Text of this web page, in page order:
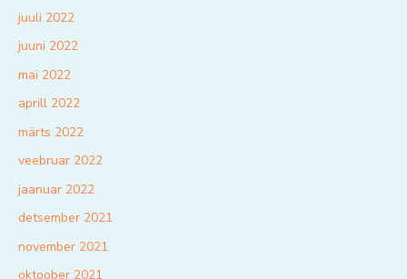
juuli 2022
juuni 2022
mai 2022
aprill 2022
märts 2022
veebruar 2022
jaanuar 2022
detsember 2021
november 2021
oktoober 2021